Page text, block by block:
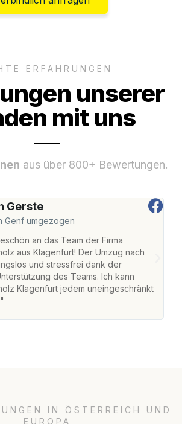
ERFAHRUNGEN
unserer
mit uns
aus über 800+ Bewertungen.
Gerste
Genf umgezogen
an das Team der Firma
aus Klagenfurt! Der Umzug nach
und stressfrei dank der
des Teams. Ich kann
Klagenfurt jedem uneingeschränkt
IN ÖSTERREICH UND
EUROPA